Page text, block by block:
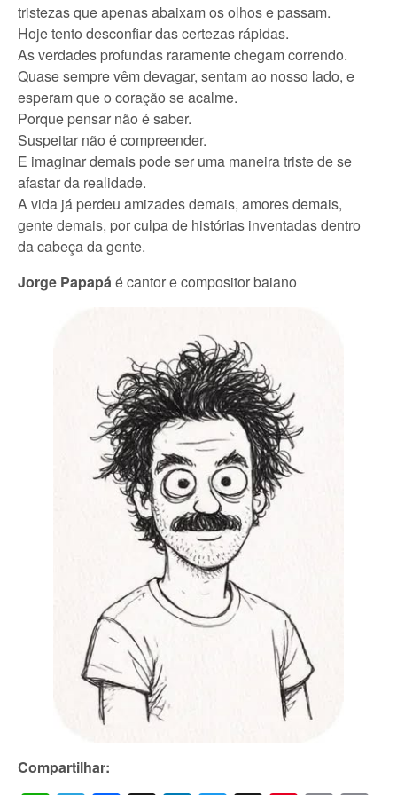
tristezas que apenas abaixam os olhos e passam.
Hoje tento desconfiar das certezas rápidas.
As verdades profundas raramente chegam correndo.
Quase sempre vêm devagar, sentam ao nosso lado, e
esperam que o coração se acalme.
Porque pensar não é saber.
Suspeitar não é compreender.
E imaginar demais pode ser uma maneira triste de se
afastar da realidade.
A vida já perdeu amizades demais, amores demais,
gente demais, por culpa de histórias inventadas dentro
da cabeça da gente.
Jorge Papapáé cantor e compositor baiano
Compartilhar: